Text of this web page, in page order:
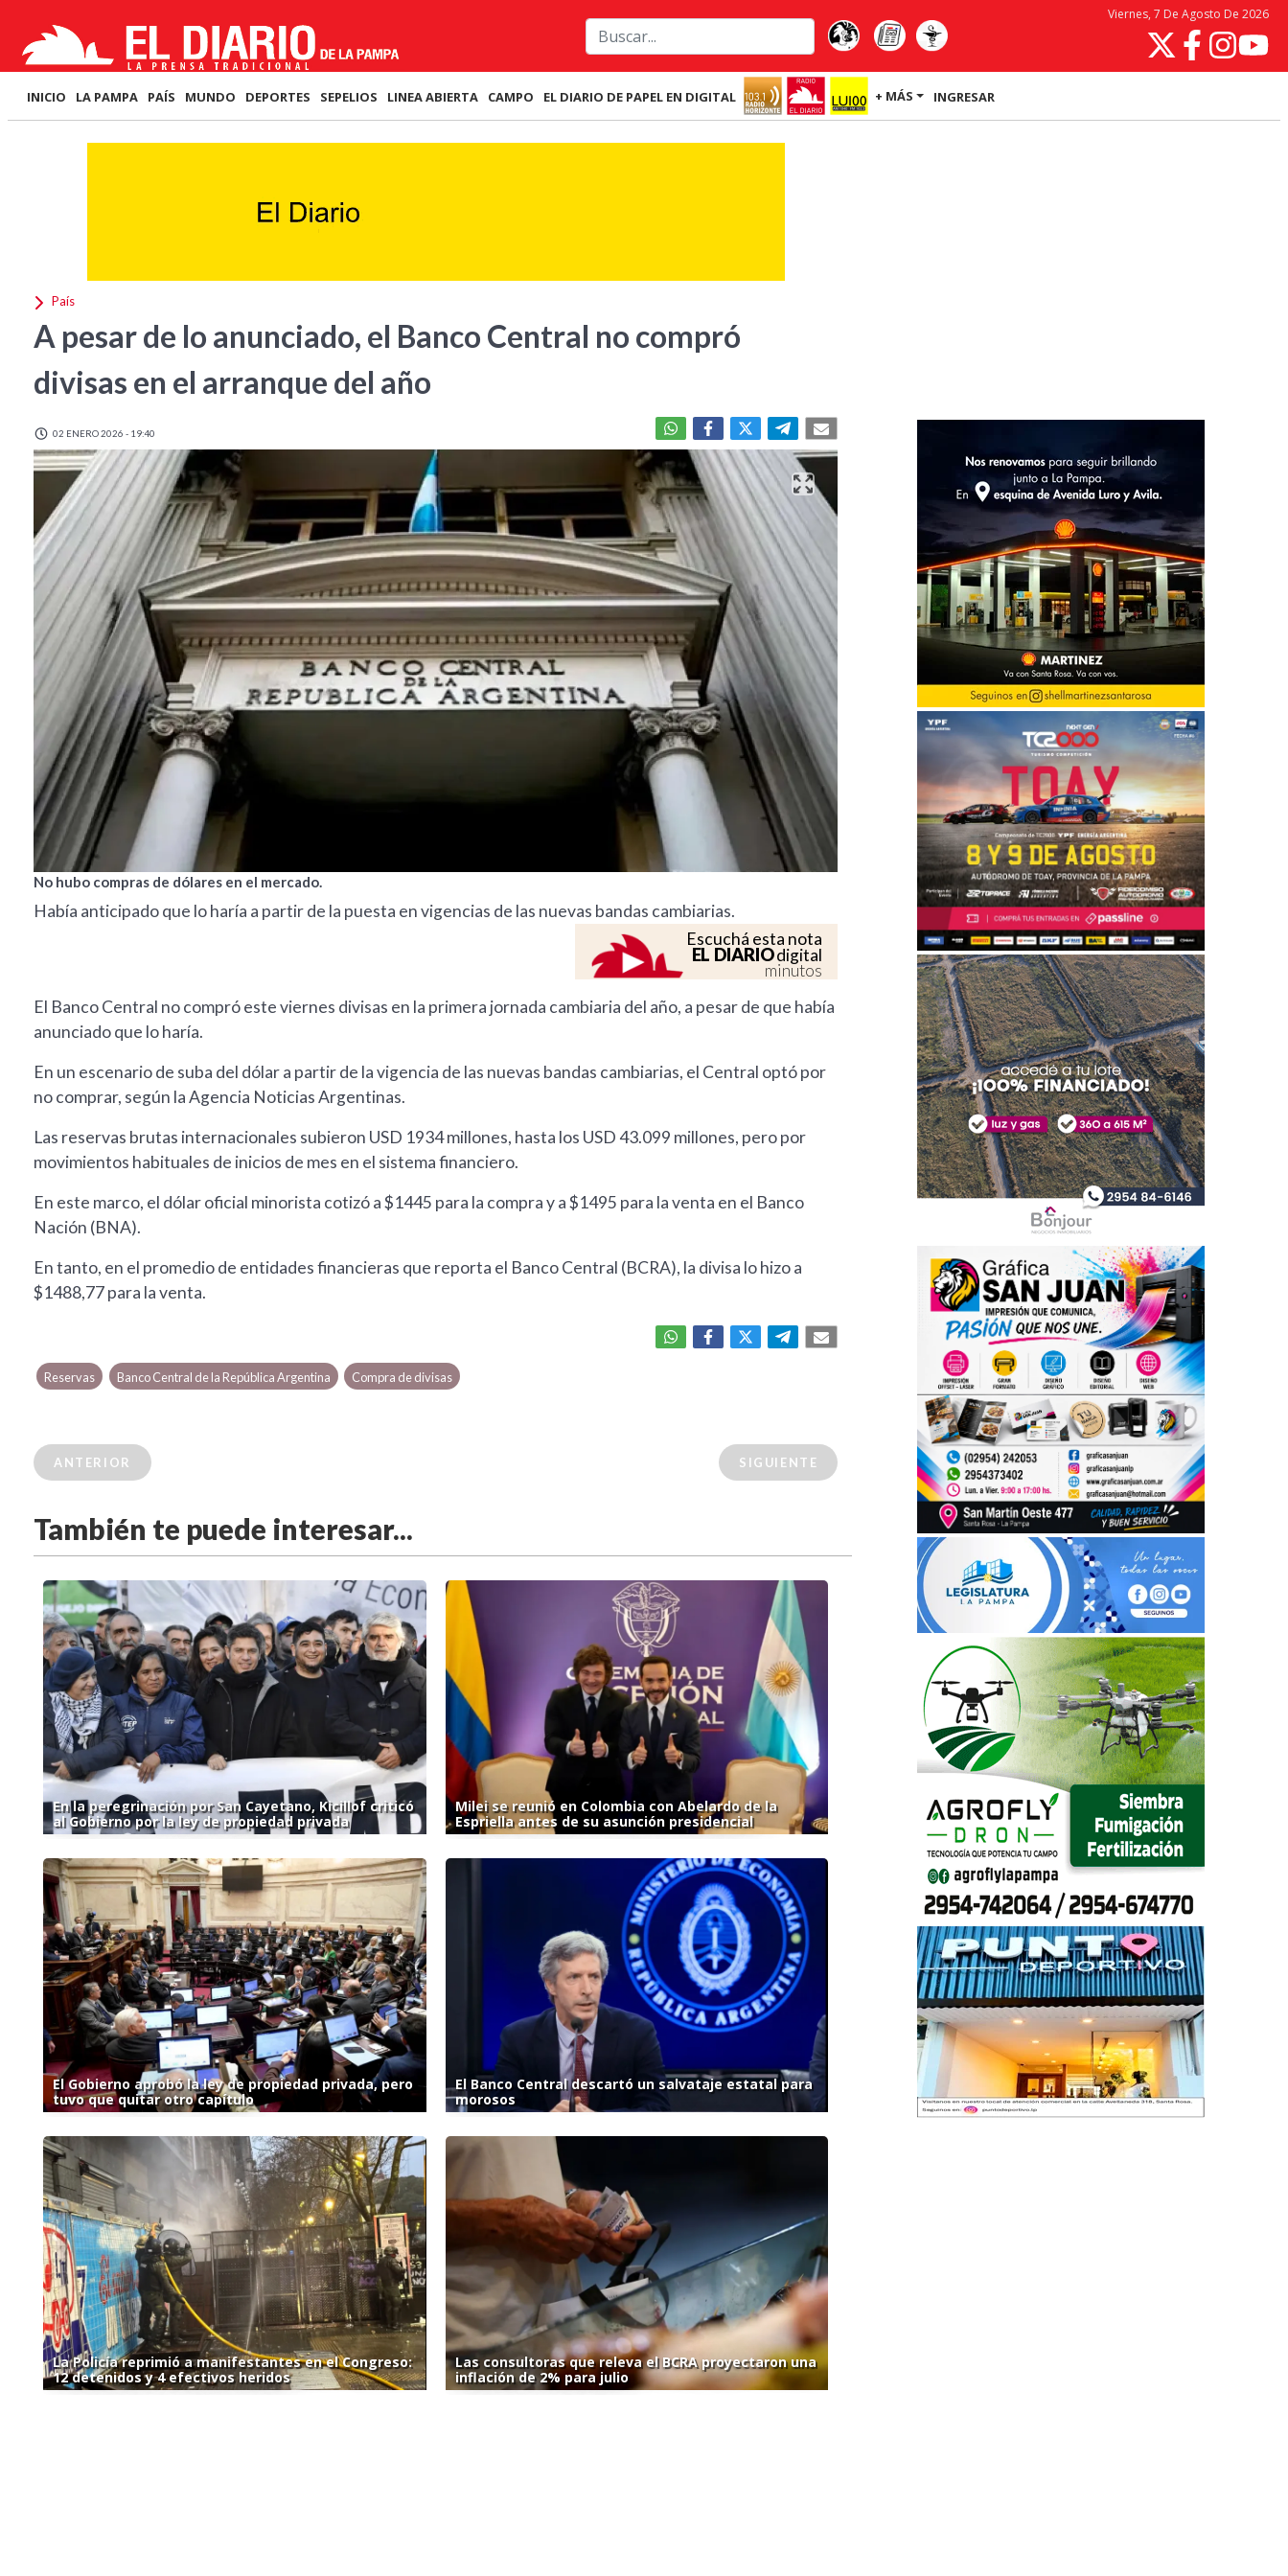
Viernes, 7 De Agosto De 2026
INICIO LA PAMPA PAÍS MUNDO DEPORTES SEPELIOS LINEA ABIERTA CAMPO EL DIARIO DE PAPEL EN DIGITAL + MÁS INGRESAR
País
A pesar de lo anunciado, el Banco Central no compró
divisas en el arranque del año
02 ENERO 2026 - 19:40
No hubo compras de dólares en el mercado.
Había anticipado que lo haría a partir de la puesta en vigencias de las nuevas bandas cambiarias.
Escuchá esta nota
EL DIARIOdigital
minutos
El Banco Central no compró este viernes divisas en la primera jornada cambiaria del año, a pesar de que había
anunciado que lo haría.
En un escenario de suba del dólar a partir de la vigencia de las nuevas bandas cambiarias, el Central optó por
no comprar, según la Agencia Noticias Argentinas.
Las reservas brutas internacionales subieron USD 1934 millones, hasta los USD 43.099 millones, pero por
movimientos habituales de inicios de mes en el sistema financiero.
En este marco, el dólar oficial minorista cotizó a $1445 para la compra y a $1495 para la venta en el Banco
Nación (BNA).
En tanto, en el promedio de entidades financieras que reporta el Banco Central (BCRA), la divisa lo hizo a
$1488,77 para la venta.
Reservas Banco Central de la República Argentina Compra de divisas
ANTERIOR SIGUIENTE
También te puede interesar...
En la peregrinación por San Cayetano, Kicillof criticó
al Gobierno por la ley de propiedad privada
Milei se reunió en Colombia con Abelardo de la
Espriella antes de su asunción presidencial
El Gobierno aprobó la ley de propiedad privada, pero
tuvo que quitar otro capítulo
El Banco Central descartó un salvataje estatal para
morosos
La Policía reprimió a manifestantes en el Congreso:
12 detenidos y 4 efectivos heridos
Las consultoras que releva el BCRA proyectaron una
inflación de 2% para julio